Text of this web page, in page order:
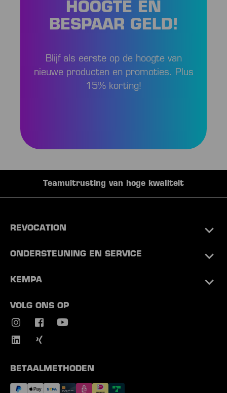
HOOGTE EN
BESPAAR GELD!
Blijf als eerste op de hoogte van
nieuwe producten en promoties. Plus
15% korting!
Teamuitrusting van hoge kwaliteit
REVOCATION
ONDERSTEUNING EN SERVICE
KEMPA
VOLG ONS OP
BETAALMETHODEN